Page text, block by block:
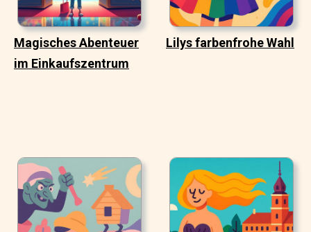
Magisches Abenteuer
im Einkaufszentrum
Lilys farbenfrohe Wahl